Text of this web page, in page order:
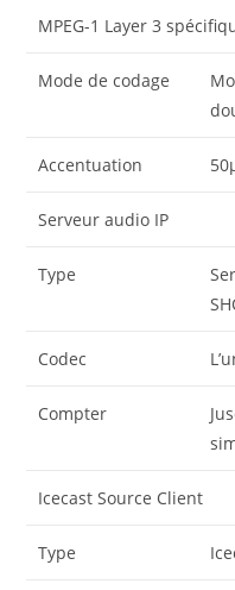
MPEG-1 Layer 3
Mode de codage
Accentuation
Serveur audio IP
Type
Codec
Compter
Icecast Source Client
Type